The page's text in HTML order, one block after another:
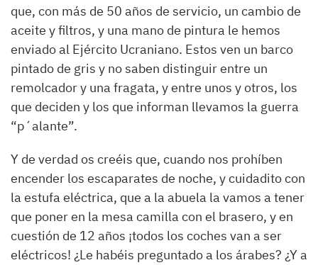
que, con más de 50 años de servicio, un cambio de
aceite y filtros, y una mano de pintura le hemos
enviado al Ejército Ucraniano. Estos ven un barco
pintado de gris y no saben distinguir entre un
remolcador y una fragata, y entre unos y otros, los
que deciden y los que informan llevamos la guerra
“p´alante”.
Y de verdad os creéis que, cuando nos prohíben
encender los escaparates de noche, y cuidadito con
la estufa eléctrica, que a la abuela la vamos a tener
que poner en la mesa camilla con el brasero, y en
cuestión de 12 años ¡todos los coches van a ser
eléctricos! ¿Le habéis preguntado a los árabes? ¿Y a